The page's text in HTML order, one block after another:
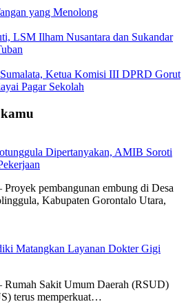
yang Menolong
LSM Ilham Nusantara dan Sukandar
Ketua Komisi III DPRD Gorut
Pagar Sekolah
Dipertanyakan, AMIB Soroti
pembangunan embung di Desa
Kabupaten Gorontalo Utara,
Matangkan Layanan Dokter Gigi
Sakit Umum Daerah (RSUD)
terus memperkuat…